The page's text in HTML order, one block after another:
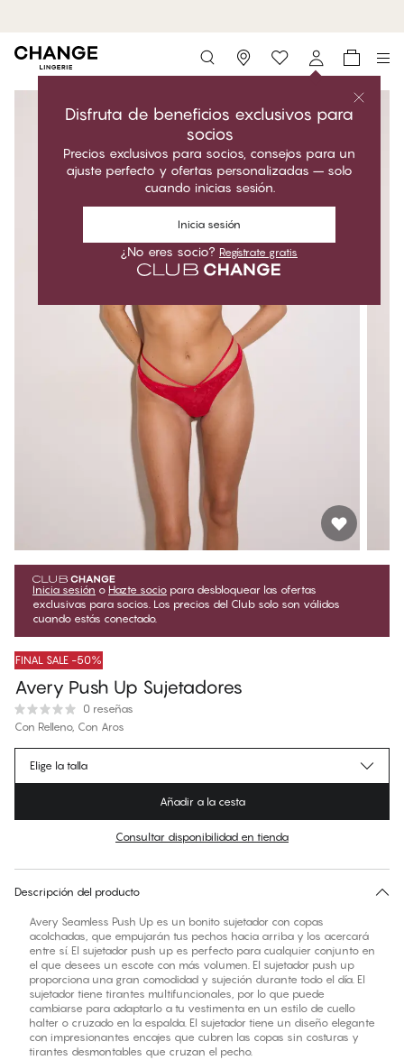
Storefinder
Disfruta de beneficios exclusivos para
socios
Precios exclusivos para socios, consejos para un
ajuste perfecto y ofertas personalizadas – solo
cuando inicias sesión.
Inicia sesión
¿No eres socio? Regístrate gratis
Inicia sesión o Hazte socio para desbloquear las ofertas
exclusivas para socios. Los precios del Club solo son válidos
cuando estás conectado.
FINAL SALE -50%
Avery Push Up Sujetadores
0 reseñas
Con Relleno, Con Aros
€59.95 Precio regular
Encuentra tu talla
Elige la talla
Añadir a la cesta
Consultar disponibilidad en tienda
Descripción del producto
Avery Seamless Push Up es un bonito sujetador con copas
acolchadas, que empujarán tus pechos hacia arriba y los acercará
entre sí. El sujetador push up es perfecto para cualquier conjunto en
el que desees un escote con más volumen. El sujetador push up
proporciona una gran comodidad y sujeción durante todo el día. El
sujetador tiene tirantes multifuncionales, por lo que puede
cambiarse para adaptarlo a tu vestimenta en un estilo de cuello
halter o cruzado en la espalda. El sujetador tiene un diseño elegante
con impresionantes encajes que cubren las copas sin costuras y
tirantes desmontables que cruzan el pecho.